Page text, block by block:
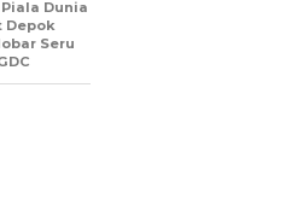
Dunia
Depok
Seru